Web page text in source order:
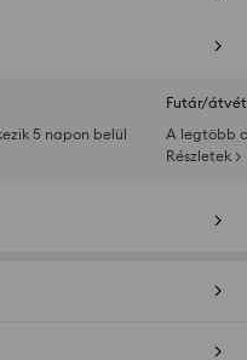
5 napon belül
Futár/
A legtöbb
Részletek >